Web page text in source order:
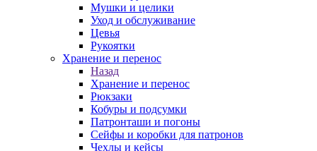
Мушки и целики
Уход и обслуживание
Цевья
Рукоятки
Хранение и перенос
Назад
Хранение и перенос
Рюкзаки
Кобуры и подсумки
Патронташи и погоны
Сейфы и коробки для патронов
Чехлы и кейсы